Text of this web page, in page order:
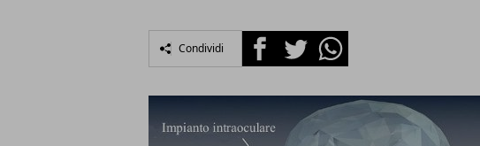
Condividi FacebookTwitterWhatsapp